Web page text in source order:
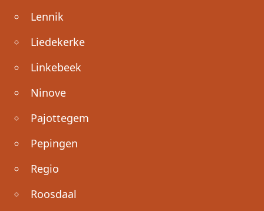
Lennik
Liedekerke
Linkebeek
Ninove
Pajottegem
Pepingen
Regio
Roosdaal